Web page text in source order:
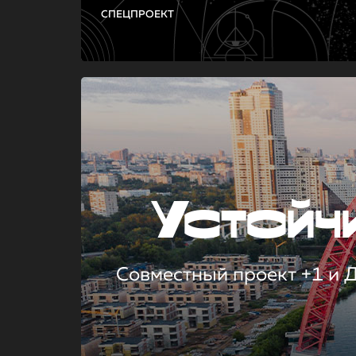
СПЕЦПРОЕКТ
Совместный проект +1 и